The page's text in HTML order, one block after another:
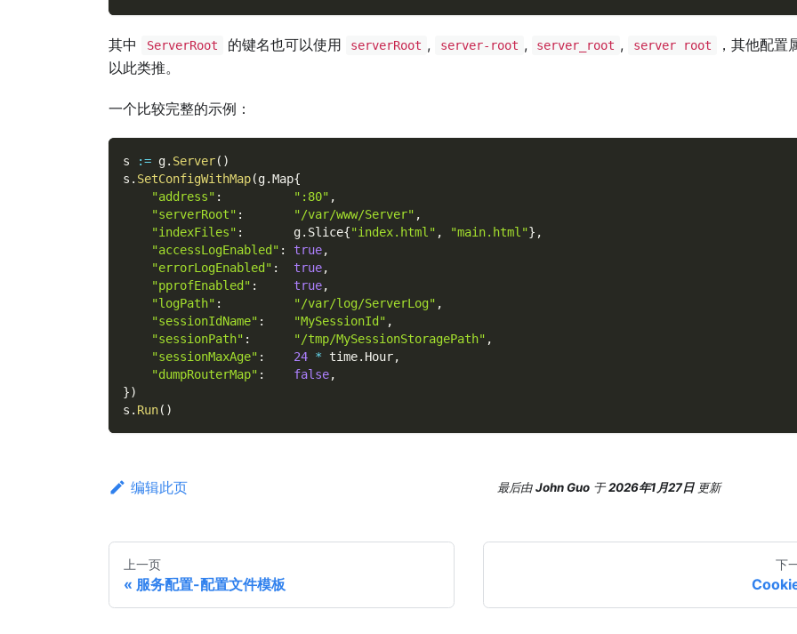
其中 ServerRoot 的键名也可以使用 serverRoot , server-root , server_root , server root
，其他配置
以此类推。
一个比较完整的示例：
s := g. Server( )
s . SetConfigWithMap(g.Map{
"address" : ":80" ,
"serverRoot" : "/var/www/Server" ,
"indexFiles" :
       g
. Slice{"index.html" , "main.html"} ,
"accessLogEnabled" : true,
"errorLogEnabled" : true,
"pprofEnabled" : true,
"logPath" : "/var/log/ServerLog" ,
"sessionIdName" : "MySessionId" ,
"sessionPath" : "/tmp/MySessionStoragePath" ,
"sessionMaxAge" : 24 * time. Hour,
"dumpRouterMap" : false,
})
s . Run( )
编辑此页 最后由John Guo 于2026年1月27日 更新
上一页
服务配置-配置文件模板
下